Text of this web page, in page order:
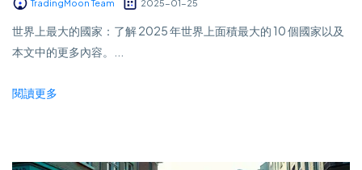
TradingMoon Team 2025-01-25
世界上最大的國家：了解 2025 年世界上面積最大的 10 個國家以及
本文中的更多內容。...
閱讀更多